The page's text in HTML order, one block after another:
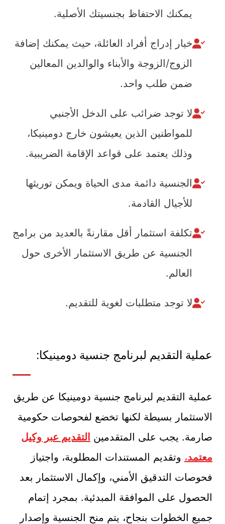
يمكنك الاحتفاظ بجنسيتك الأصلية.
خيار إدراج أفراد العائلة، حيث يمكنك إضافة
الزوج/الزوجة والأبناء والوالدين المعالين
ضمن طلب واحد.
لا توجد ضرائب على الدخل الأجنبي
للمواطنين الذين يعيشون خارج دومينيكا،
وذلك يعتمد على قواعد الإقامة الضريبية.
الجنسية دائمة مدى الحياة ويمكن توريثها
للأجيال القادمة.
تكلفة استثمار أقل مقارنةً بالعديد من برامج
الجنسية عن طريق الاستثمار الأخرى حول
العالم.
لا توجد متطلبات لغوية للتقديم.
عملية التقديم لبرنامج جنسية دومينيكا:
عملية التقديم لبرنامج جنسية دومينيكا عن طريق
الاستثمار بسيطة لكنها تخضع لفحوصات حكومية
صارمة. يجب على المتقدمين التقديم عبر وكيل
معتمد، وتقديم المستندات المطلوبة، واجتياز
فحوصات التدقيق الأمني، وإكمال الاستثمار بعد
الحصول على الموافقة المبدئية. بمجرد إتمام
جميع الخطوات بنجاح، يتم منح الجنسية وإصدار